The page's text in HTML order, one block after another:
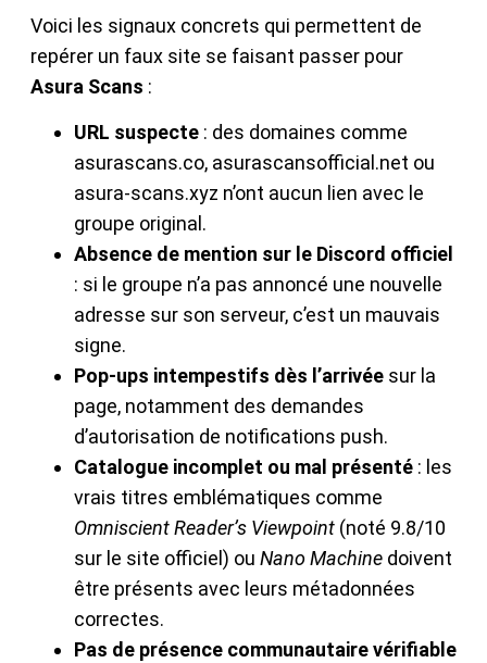
Voici les signaux concrets qui permettent de
repérer un faux site se faisant passer pour
Asura Scans :
URL suspecte : des domaines comme
asurascans.co, asurascansofficial.net ou
asura-scans.xyz n’ont aucun lien avec le
groupe original.
Absence de mention sur le Discord officiel
: si le groupe n’a pas annoncé une nouvelle
adresse sur son serveur, c’est un mauvais
signe.
Pop-ups intempestifs dès l’arrivée sur la
page, notamment des demandes
d’autorisation de notifications push.
Catalogue incomplet ou mal présenté : les
vrais titres emblématiques comme
Omniscient Reader’s Viewpoint (noté 9.8/10
sur le site officiel) ou Nano Machine doivent
être présents avec leurs métadonnées
correctes.
Pas de présence communautaire vérifiable